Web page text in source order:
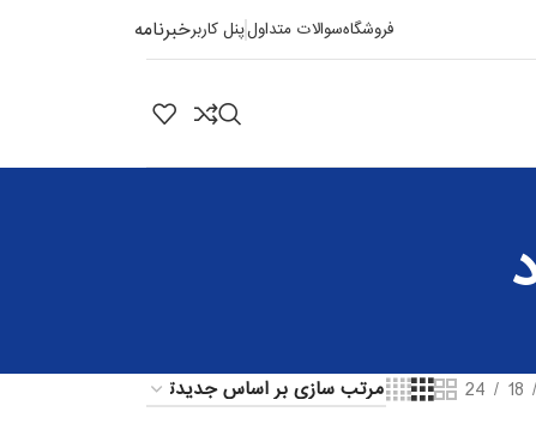
فروشگاهسوالات متداولپنل کاربرخبرنامه
18
24